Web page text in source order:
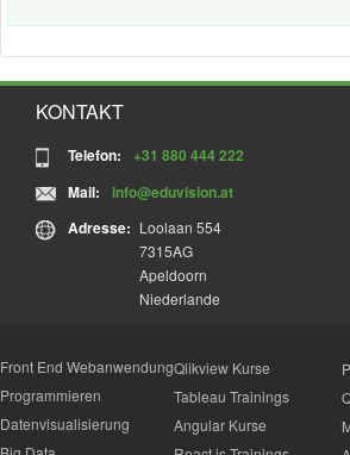
KONTAKT
Telefon:
+31 880 444 222
Mail:
info@eduvision.at
Adresse: Loolaan 554
7315AG
Apeldoorn
Niederlande
Front End Webanwendung
Programmieren
Datenvisualisierung
Qlikview Kurse
Tableau Trainings
Angular Kurse